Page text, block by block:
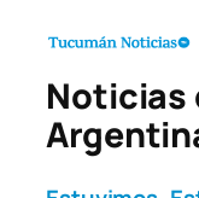
Noticias